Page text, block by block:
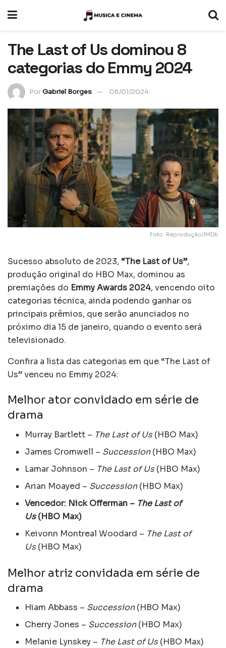
The Last of Us dominou 8
categorias do Emmy 2024
PorGabriel Borges 08/01/2024
Foto: Reprodução/IMDb
Sucesso absoluto de 2023, “The Last of Us”,
produção original do HBO Max, dominou as
premiações do Emmy Awards 2024, vencendo oito
categorias técnica, ainda podendo ganhar os
principais prêmios, que serão anunciados no
próximo dia 15 de janeiro, quando o evento será
televisionado.
Confira a lista das categorias em que “The Last of
Us” venceu no Emmy 2024:
Melhor ator convidado em série de
drama
Murray Bartlett – The Last of Us (HBO Max)
James Cromwell – Succession(HBO Max)
Lamar Johnson – The Last of Us (HBO Max)
Arian Moayed – Succession(HBO Max)
Vencedor: Nick Offerman – The Last of
Us(HBO Max)
Keivonn Montreal Woodard – The Last of
Us (HBO Max)
Melhor atriz convidada em série de
drama
Hiam Abbass – Succession(HBO Max)
Cherry Jones – Succession(HBO Max)
Melanie Lynskey – The Last of Us (HBO Max)